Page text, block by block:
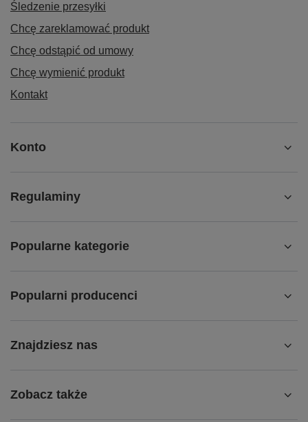
Śledzenie przesyłki
Chcę zareklamować produkt
Chcę odstąpić od umowy
Chcę wymienić produkt
Kontakt
Konto
Regulaminy
Popularne kategorie
Popularni producenci
Znajdziesz nas
Zobacz także